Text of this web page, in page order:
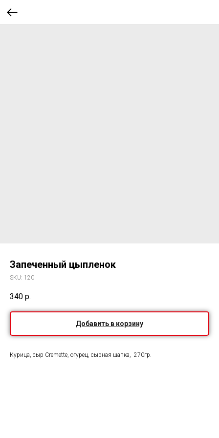
Запеченный цыпленок
SKU: 120
340 р.
Добавить в корзину
Курица, сыр Cremette, огурец, сырная шапка, 270гр.